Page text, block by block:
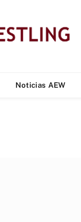
Noticias AEW